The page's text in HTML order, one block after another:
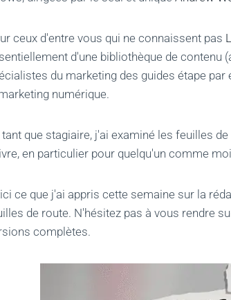
ceux d'entre vous qui ne connaissent pas
d'une bibliothèque de contenu
du marketing des guides étape
numérique.
tant que stagiaire, j'ai examiné les feuilles
en particulier pour quelqu'un comme
ce que j'ai appris cette semaine sur la
de route. N'hésitez pas à vous rendre
complètes.